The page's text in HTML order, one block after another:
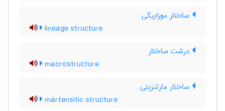
ساختار موزاییکی
lineage structure
درشت ساختار
macrostructure
ساختار مارتنزیتی
martensitic structure